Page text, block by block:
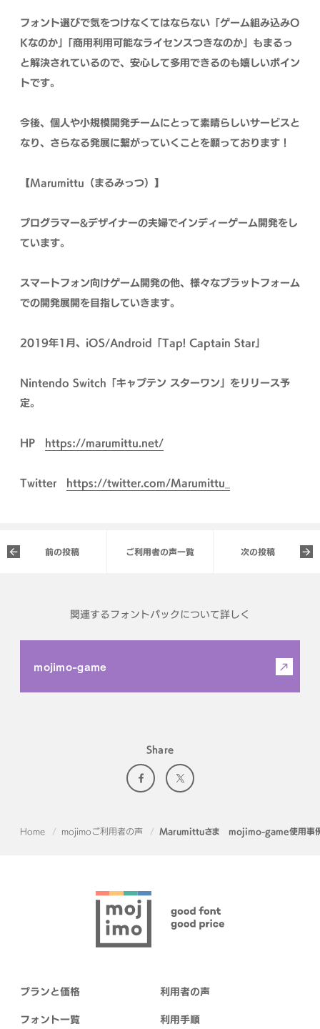
フォント選びで気をつけなくてはならない「ゲーム組み込みO
Kなのか」「商用利用可能なライセンスつきなのか」もまるっ
と解決されているので、安心して多用できるのも嬉しいポイン
トです。
今後、個人や小規模開発チームにとって素晴らしいサービスと
なり、さらなる発展に繋がっていくことを願っております！
【Marumittu（まるみっつ）】
プログラマー&デザイナーの夫婦でインディーゲーム開発をし
ています。
スマートフォン向けゲーム開発の他、様々なプラットフォーム
での開発展開を目指していきます。
2019年1月、iOS/Android「Tap! Captain Star」
Nintendo Switch「キャプテン スターワン」をリリース予
定。
HP https://marumittu.net/
Twitter https://twitter.com/Marumittu_
前の投稿 ご利用者の声一覧 次の投稿
関連するフォントパックについて詳しく
mojimo-game
Share
Home mojimoご利用者の声 Marumittuさま mojimo-game使用事
プランと価格
フォント一覧
利用者の声
利用手順